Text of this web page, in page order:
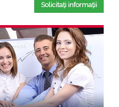
Solicitați informații